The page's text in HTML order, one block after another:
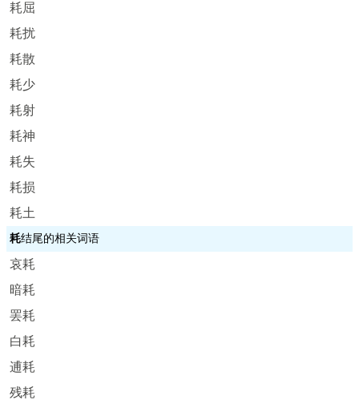
耗屈
耗扰
耗散
耗少
耗射
耗神
耗失
耗损
耗土
耗结尾的相关词语
哀耗
暗耗
罢耗
白耗
逋耗
残耗